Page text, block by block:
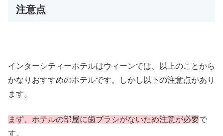
注意点
インターシティーホテルはウィーンでは、以上のことから
かなりおすすめのホテルです。しかし以下の注意点があり
ます。
まず、ホテルの部屋に歯ブラシがないため注意が必要で
す。